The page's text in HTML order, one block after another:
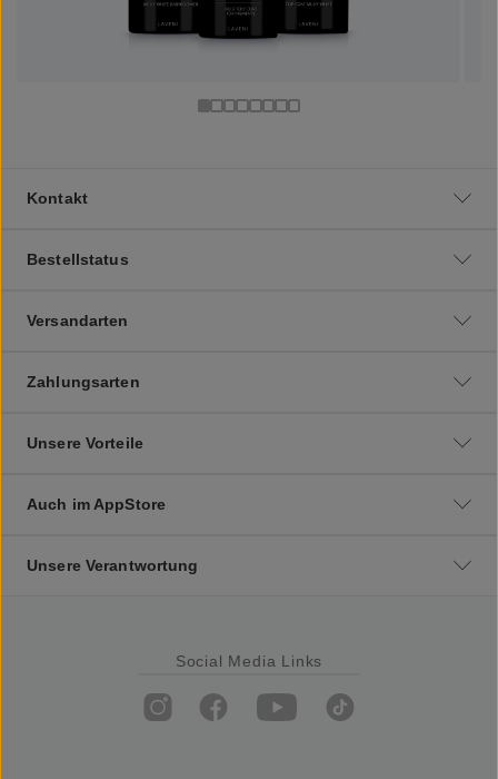
Kontakt
Bestellstatus
Versandarten
Zahlungsarten
Unsere Vorteile
Auch im AppStore
Unsere Verantwortung
Social Media Links